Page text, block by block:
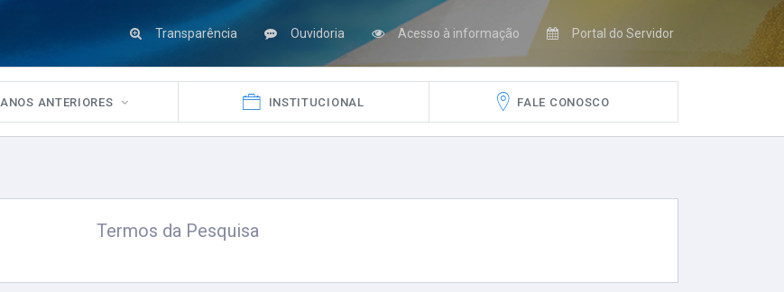
Transparência Ouvidoria Acesso à informação Portal do Servidor
ANOS ANTERIORES INSTITUCIONAL FALE CONOSCO
Termos da Pesquisa